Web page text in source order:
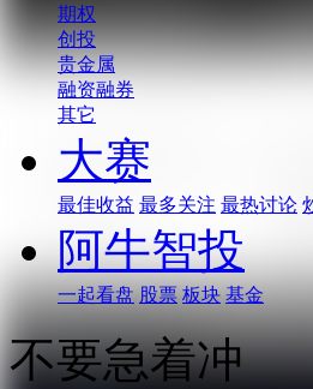
期权
创投
贵金属
融资融券
其它
大赛
最佳收益 最多关注 最热讨论
阿牛智投
一起看盘 股票 板块 基金
不要急着冲